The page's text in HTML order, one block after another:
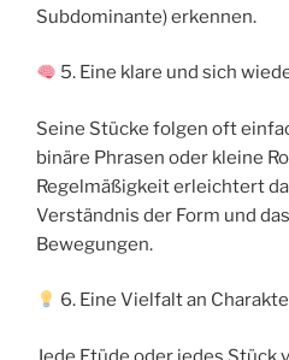
Subdominante) erkennen.
5. Eine klare und sich
Seine Stücke folgen oft
binäre Phrasen oder kleine
Regelmäßigkeit erleichtert
Verständnis der Form und
Bewegungen.
6. Eine Vielfalt an